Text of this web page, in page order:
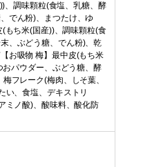
、調味顆粒(食塩、乳糖、酵
でん粉)、まつたけ、ゆ
もち米(国産))、調味顆粒(食
、ぶどう糖、でん粉)、乾
お吸物 梅】最中皮(もち米
パウダー、ぶどう糖、酵
フレーク(梅肉、しそ葉、
い、食塩、デキストリ
ミノ酸)、酸味料、酸化防